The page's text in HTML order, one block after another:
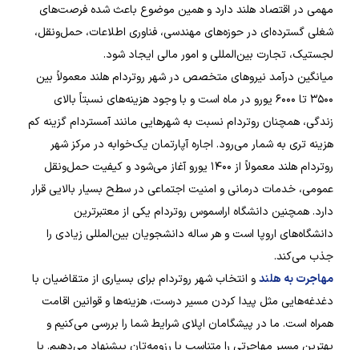
مهمی در اقتصاد هلند دارد و همین موضوع باعث شده فرصت‌های
شغلی گسترده‌ای در حوزه‌های مهندسی، فناوری اطلاعات، حمل‌ونقل،
لجستیک، تجارت بین‌المللی و امور مالی ایجاد شود.
میانگین درآمد نیروهای متخصص در شهر روتردام هلند معمولاً بین
۳۵۰۰ تا ۶۰۰۰ یورو در ماه است و با وجود هزینه‌های نسبتاً بالای
زندگی، همچنان روتردام نسبت به شهرهایی مانند آمستردام گزینه کم
هزینه تری به شمار می‌رود. اجاره آپارتمان یک‌خوابه در مرکز شهر
روتردام هلند معمولاً از ۱۴۰۰ یورو آغاز می‌شود و کیفیت حمل‌ونقل
عمومی، خدمات درمانی و امنیت اجتماعی در سطح بسیار بالایی قرار
دارد. همچنین دانشگاه اراسموس روتردام یکی از معتبرترین
دانشگاه‌های اروپا است و هر ساله دانشجویان بین‌المللی زیادی را
جذب می‌کند.
مهاجرت به هلندو انتخاب شهر روتردام برای بسیاری از متقاضیان با
دغدغه‌هایی مثل پیدا کردن مسیر درست، هزینه‌ها و قوانین اقامت
همراه است. ما در پیشگامان اپلای شرایط شما را بررسی می‌کنیم و
بهترین مسیر مهاجرتی را متناسب با رزومه‌تان پیشنهاد می‌دهیم. با